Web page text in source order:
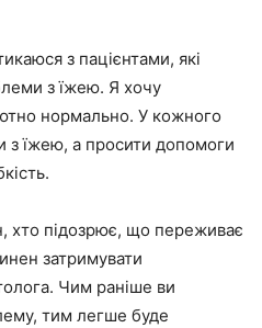
з пацієнтами, які
з їжею. Я хочу
нормально. У кожного
їжею, а просити допомоги
підозрює, що переживає
затримувати
Чим раніше ви
тим легше буде